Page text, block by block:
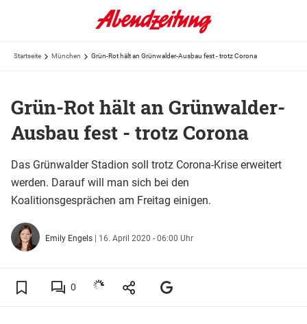
Startseite München Grün-Rot hält an Grünwalder-Ausbau fest - trotz Corona
Grün-Rot hält an Grünwalder-
Ausbau fest - trotz Corona
Das Grünwalder Stadion soll trotz Corona-Krise erweitert
werden. Darauf will man sich bei den
Koalitionsgesprächen am Freitag einigen.
Emily Engels | 16. April 2020 - 06:00 Uhr
0